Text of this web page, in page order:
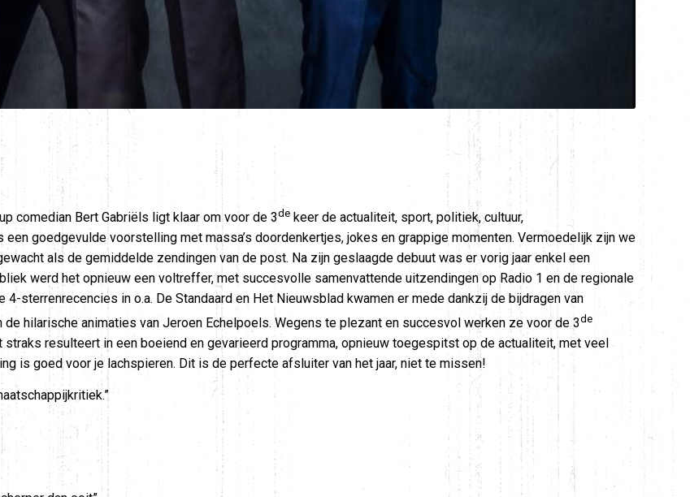
comedian Bert Gabriëls ligt klaar om voor de 3de keer de actualiteit, sport, politiek, cultuur,
goedgevulde voorstelling met massa’s doordenkertjes, jokes en grappige momenten. Vermoedelijk zijn we
als de gemiddelde zendingen van de post. Na zijn geslaagde debuut was er vorig jaar enkel een
werd het opnieuw een voltreffer, met succesvolle samenvattende uitzendingen op Radio 1 en de regionale
sterrenrecencies in o.a. De Standaard en Het Nieuwsblad kwamen er mede dankzij de bijdragen van
de hilarische animaties van Jeroen Echelpoels. Wegens te plezant en succesvol werken ze voor de 3de
resulteert in een boeiend en gevarieerd programma, opnieuw toegespitst op de actualiteit, met veel
is goed voor je lachspieren. Dit is de perfecte afsluiter van het jaar, niet te missen!